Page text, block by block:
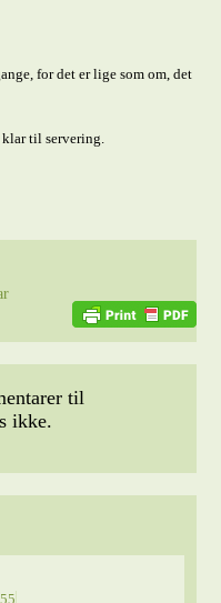
for det er lige som om, det
klar til servering.
til
ikke.